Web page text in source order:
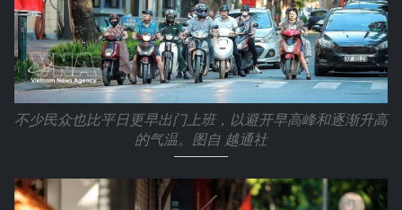
不少民众也比平日更早出门上班，以避开早高峰和逐渐升高
的气温。图自 越通社